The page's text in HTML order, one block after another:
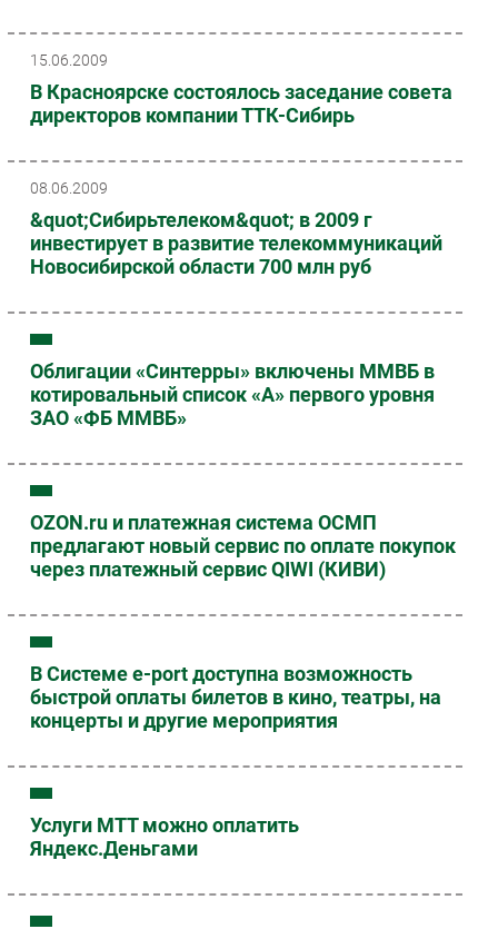
15.06.2009
В Красноярске состоялось заседание совета
директоров компании ТТК-Сибирь
08.06.2009
&quot;Сибирьтелеком&quot; в 2009 г
инвестирует в развитие телекоммуникаций
Новосибирской области 700 млн руб
Облигации «Синтерры» включены ММВБ в
котировальный список «А» первого уровня
ЗАО «ФБ ММВБ»
OZON.ru и платежная система ОСМП
предлагают новый сервис по оплате покупок
через платежный сервис QIWI (КИВИ)
В Системе e-port доступна возможность
быстрой оплаты билетов в кино, театры, на
концерты и другие мероприятия
Услуги МТТ можно оплатить
Яндекс.Деньгами